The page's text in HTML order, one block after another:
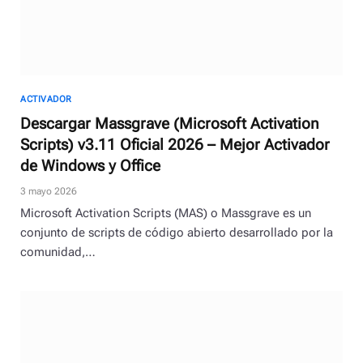
ACTIVADOR
Descargar Massgrave (Microsoft Activation
Scripts) v3.11 Oficial 2026 – Mejor Activador
de Windows y Office
3 mayo 2026
Microsoft Activation Scripts (MAS) o Massgrave es un
conjunto de scripts de código abierto desarrollado por la
comunidad,…